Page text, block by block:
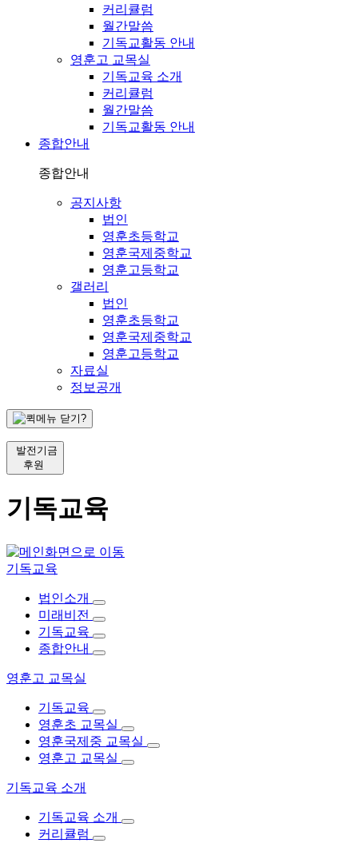
커리큘럼
월간말씀
기독교활동 안내
영훈고 교목실
기독교육 소개
커리큘럼
월간말씀
기독교활동 안내
종합안내
종합안내
공지사항
법인
영훈초등학교
영훈국제중학교
영훈고등학교
갤러리
법인
영훈초등학교
영훈국제중학교
영훈고등학교
자료실
정보공개
발전기금
후원
기독교육
기독교육
법인소개
미래비전
기독교육
종합안내
영훈고 교목실
기독교육
영훈초 교목실
영훈국제중 교목실
영훈고 교목실
기독교육 소개
기독교육 소개
커리큘럼